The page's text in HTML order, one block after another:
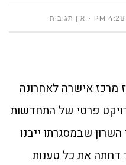
4:28 PM אין תגובות
מרכז אישרה לאחרונה
פרטי של התחדשות
השרון שבמסגרתו ייבנו
דחתה את כל טענות